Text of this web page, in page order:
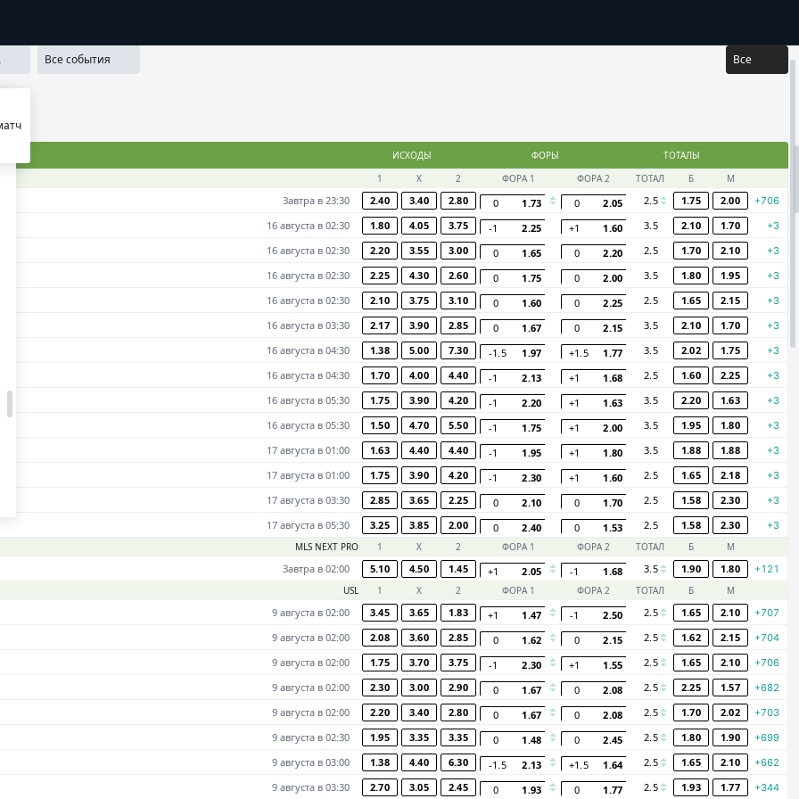
ЛОЯЛЬНОСТИ
Все события Все
ИСХОДЫ ФОРЫ
ТОТАЛЫ
1 Х 2 ФОРА 1 ФОРА 2 ТОТАЛ Б М
Завтра в 23:30 2.40 3.40 2.80 0 1.73 0 2.05 2.5 1.75 2.00 +706
16 августа в 02:30 1.80 4.05 3.75 -1 2.25 +1 1.60 3.5 2.10 1.70 +3
16 августа в 02:30 2.20 3.55 3.00 0 1.65 0 2.20 2.5 1.70 2.10 +3
16 августа в 02:30 2.25 4.30 2.60 0 1.75 0 2.00 3.5 1.80 1.95 +3
16 августа в 02:30 2.10 3.75 3.10 0 1.60 0 2.25 2.5 1.65 2.15 +3
16 августа в 03:30 2.17 3.90 2.85 0 1.67 0 2.15 3.5 2.10 1.70 +3
16 августа в 04:30 1.38 5.00 7.30 -1.5 1.97 +1.5 1.77 3.5 2.02 1.75 +3
16 августа в 04:30 1.70 4.00 4.40 -1 2.13 +1 1.68 2.5 1.60 2.25 +3
16 августа в 05:30 1.75 3.90 4.20 -1 2.20 +1 1.63 3.5 2.20 1.63 +3
16 августа в 05:30 1.50 4.70 5.50 -1 1.75 +1 2.00 3.5 1.95 1.80 +3
17 августа в 01:00 1.63 4.40 4.40 -1 1.95 +1 1.80 3.5 1.88 1.88 +3
17 августа в 01:00 1.75 3.90 4.20 -1 2.30 +1 1.60 2.5 1.65 2.18 +3
17 августа в 03:30 2.85 3.65 2.25 0 2.10 0 1.70 2.5 1.58 2.30 +3
17 августа в 05:30 3.25 3.85 2.00 0 2.40 0 1.53 2.5 1.58 2.30
+3
MLS NEXT PRO
1 Х 2 ФОРА 1 ФОРА 2 ТОТАЛ Б М
Завтра в 02:00 5.10 4.50 1.45 +1 2.05 -1 1.68 3.5 1.90 1.80
+121
USL
1 Х 2 ФОРА 1 ФОРА 2 ТОТАЛ Б М
9 августа в 02:00 3.45 3.65 1.83 +1 1.47 -1 2.50 2.5 1.65 2.10 +707
9 августа в 02:00 2.08 3.60 2.85 0 1.62 0 2.15 2.5 1.62 2.15 +704
9 августа в 02:00 1.75 3.70 3.75 -1 2.30 +1 1.55 2.5 1.65 2.10 +706
9 августа в 02:00 2.30 3.00 2.90 0 1.67 0 2.08 2.5 2.25 1.57 +682
9 августа в 02:00 2.20 3.40 2.80 0 1.67 0 2.08 2.5 1.70 2.02 +703
9 августа в 02:30 1.95 3.35 3.35 0 1.48 0 2.45 2.5 1.80 1.90 +699
9 августа в 03:00 1.38 4.40 6.30 -1.5 2.13 +1.5 1.64 2.5 1.65 2.10 +662
9 августа в 03:30 2.70 3.05 2.45 0 1.93 0 1.77 2.5 1.93 1.77 +344